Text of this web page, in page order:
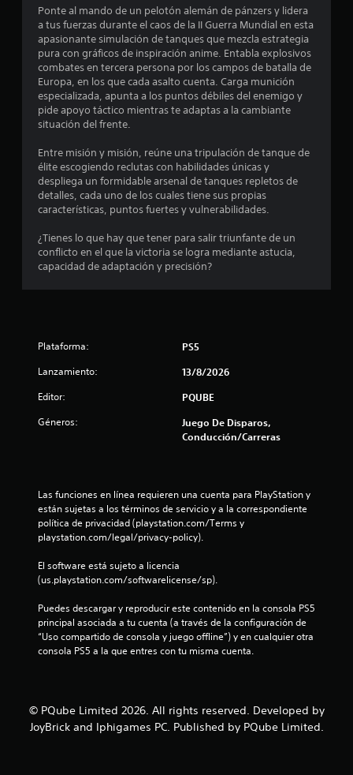
Ponte al mando de un pelotón alemán de pánzers y lidera
a tus fuerzas durante el caos de la II Guerra Mundial en esta
apasionante simulación de tanques que mezcla estrategia
pura con gráficos de inspiración anime. Entabla explosivos
combates en tercera persona por los campos de batalla de
Europa, en los que cada asalto cuenta. Carga munición
especializada, apunta a los puntos débiles del enemigo y
pide apoyo táctico mientras te adaptas a la cambiante
situación del frente.
Entre misión y misión, reúne una tripulación de tanque de
élite escogiendo reclutas con habilidades únicas y
despliega un formidable arsenal de tanques repletos de
detalles, cada uno de los cuales tiene sus propias
características, puntos fuertes y vulnerabilidades.
¿Tienes lo que hay que tener para salir triunfante de un
conflicto en el que la victoria se logra mediante astucia,
capacidad de adaptación y precisión?
Plataforma: PS5
Lanzamiento: 13/8/2026
Editor: PQUBE
Géneros:
Juego De Disparos,
Conducción/Carreras
Las funciones en línea requieren una cuenta para PlayStation y
están sujetas a los términos de servicio y a la correspondiente
política de privacidad (playstation.com/Terms y
playstation.com/legal/privacy-policy).
El software está sujeto a licencia
(us.playstation.com/softwarelicense/sp).
Puedes descargar y reproducir este contenido en la consola PS5
principal asociada a tu cuenta (a través de la configuración de
“Uso compartido de consola y juego offline”) y en cualquier otra
consola PS5 a la que entres con tu misma cuenta.
© PQube Limited 2026. All rights reserved. Developed by
JoyBrick and Iphigames PC. Published by PQube Limited.